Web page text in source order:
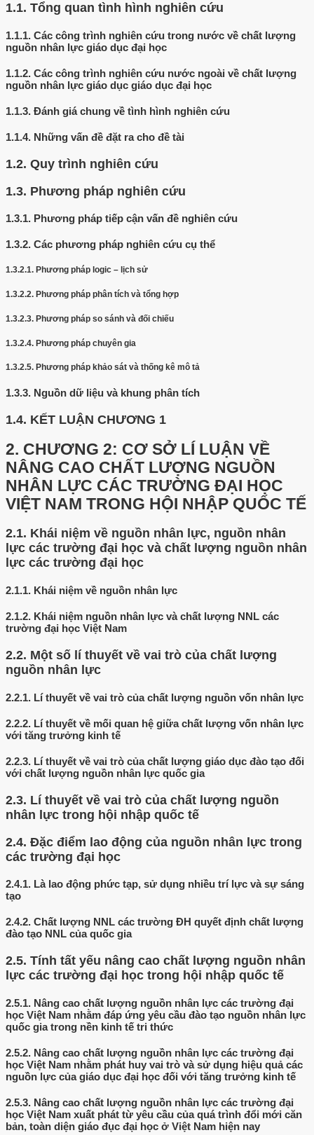
1.1. Tổng quan tình hình nghiên cứu
1.1.1. Các công trình nghiên cứu trong nước về chất lượng
nguồn nhân lực giáo dục đại học
1.1.2. Các công trình nghiên cứu nước ngoài về chất lượng
nguồn nhân lực giáo dục giáo dục đại học
1.1.3. Đánh giá chung về tình hình nghiên cứu
1.1.4. Những vấn đề đặt ra cho đề tài
1.2. Quy trình nghiên cứu
1.3. Phương pháp nghiên cứu
1.3.1. Phương pháp tiếp cận vấn đề nghiên cứu
1.3.2. Các phương pháp nghiên cứu cụ thể
1.3.2.1. Phương pháp logic – lịch sử
1.3.2.2. Phương pháp phân tích và tổng hợp
1.3.2.3. Phương pháp so sánh và đối chiếu
1.3.2.4. Phương pháp chuyên gia
1.3.2.5. Phương pháp khảo sát và thống kê mô tả
1.3.3. Nguồn dữ liệu và khung phân tích
1.4. KẾT LUẬN CHƯƠNG 1
2. CHƯƠNG 2: CƠ SỞ LÍ LUẬN VỀ
NÂNG CAO CHẤT LƯỢNG NGUỒN
NHÂN LỰC CÁC TRƯỜNG ĐẠI HỌC
VIỆT NAM TRONG HỘI NHẬP QUỐC TẾ
2.1. Khái niệm về nguồn nhân lực, nguồn nhân
lực các trường đại học và chất lượng nguồn nhân
lực các trường đại học
2.1.1. Khái niệm về nguồn nhân lực
2.1.2. Khái niệm nguồn nhân lực và chất lượng NNL các
trường đại học Việt Nam
2.2. Một số lí thuyết về vai trò của chất lượng
nguồn nhân lực
2.2.1. Lí thuyết về vai trò của chất lượng nguồn vốn nhân lực
2.2.2. Lí thuyết về mối quan hệ giữa chất lượng vốn nhân lực
với tăng trưởng kinh tế
2.2.3. Lí thuyết về vai trò của chất lượng giáo dục đào tạo đối
với chất lượng nguồn nhân lực quốc gia
2.3. Lí thuyết về vai trò của chất lượng nguồn
nhân lực trong hội nhập quốc tế
2.4. Đặc điểm lao động của nguồn nhân lực trong
các trường đại học
2.4.1. Là lao động phức tạp, sử dụng nhiều trí lực và sự sáng
tạo
2.4.2. Chất lượng NNL các trường ĐH quyết định chất lượng
đào tạo NNL của quốc gia
2.5. Tính tất yếu nâng cao chất lượng nguồn nhân
lực các trường đại học trong hội nhập quốc tế
2.5.1. Nâng cao chất lượng nguồn nhân lực các trường đại
học Việt Nam nhằm đáp ứng yêu cầu đào tạo nguồn nhân lực
quốc gia trong nền kinh tế tri thức
2.5.2. Nâng cao chất lượng nguồn nhân lực các trường đại
học Việt Nam nhằm phát huy vai trò và sử dụng hiệu quả các
nguồn lực của giáo dục đại học đối với tăng trưởng kinh tế
2.5.3. Nâng cao chất lượng nguồn nhân lực các trường đại
học Việt Nam xuất phát từ yêu cầu của quá trình đổi mới căn
bản, toàn diện giáo đục đại học ở Việt Nam hiện nay